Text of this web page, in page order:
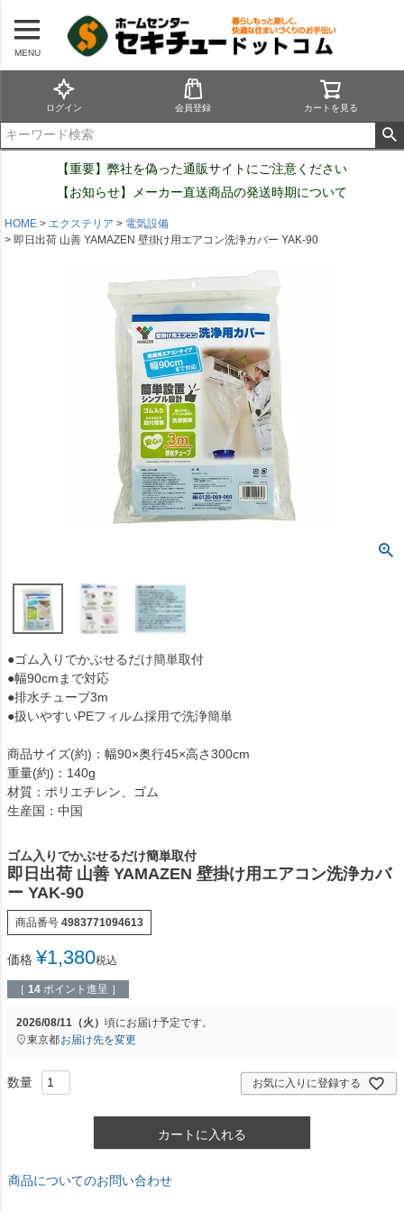
MENU
ログイン 会員登録 カートを見る
【重要】弊社を偽った通販サイトにご注意ください
【お知らせ】メーカー直送商品の発送時期について
HOME エクステリア
電気設備
即日出荷 山善 YAMAZEN 壁掛け用エアコン洗浄カバー YAK-90
●ゴム入りでかぶせるだけ簡単取付
●幅90cmまで対応
●排水チューブ3m
●扱いやすいPEフィルム採用で洗浄簡単
商品サイズ(約)：幅90×奥行45×高さ300cm
重量(約)：140g
材質：ポリエチレン、ゴム
生産国：中国
ゴム入りでかぶせるだけ簡単取付
即日出荷 山善 YAMAZEN 壁掛け用エアコン洗浄カバ
ー YAK-90
商品番号 4983771094613
価格 ¥1,380税込
［ 14 ポイント進呈 ］
2026/08/11（火） 頃にお届け予定です。
東京都お届け先を変更
お気に入りに登録する
カートに入れる
商品についてのお問い合わせ